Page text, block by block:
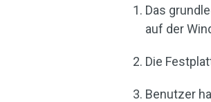
Das
auf der
Die
Benutzer